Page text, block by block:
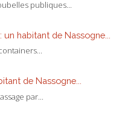
publiques...
habitant de Nassogne...
de Nassogne...
par...